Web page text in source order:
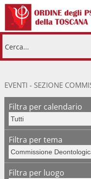
Cerca...
EVENTI - SEZIONE
Filtra per calendario
Filtra per tema
Filtra per luogo